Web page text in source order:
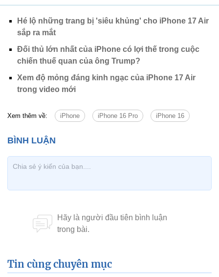
Hé lộ những trang bị 'siêu khủng' cho iPhone 17 Air
sắp ra mắt
Đối thủ lớn nhất của iPhone có lợi thế trong cuộc
chiến thuế quan của ông Trump?
Xem độ mỏng đáng kinh ngạc của iPhone 17 Air
trong video mới
Xem thêm về: iPhone iPhone 16 Pro iPhone 16
Tin cùng chuyên mục